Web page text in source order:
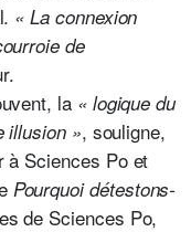
« La connexion
de
la « logique du
illusion », souligne,
à Sciences Po et
Pourquoi détestons-
de Sciences Po,